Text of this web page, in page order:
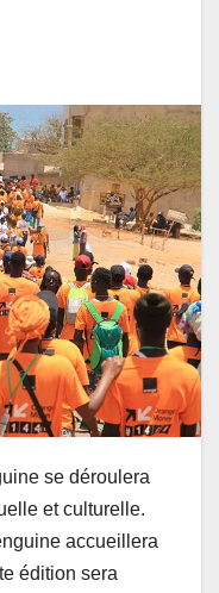
se déroulera
et culturelle.
accueillera
édition sera